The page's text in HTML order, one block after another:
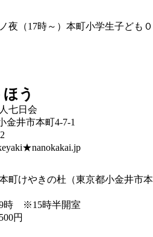
夜（17時～） 本町小学生子ども０
う
七日会
金井市本町4-7-1
町けやきの杜（東京都小金井市本
時 ※15時半開室
円